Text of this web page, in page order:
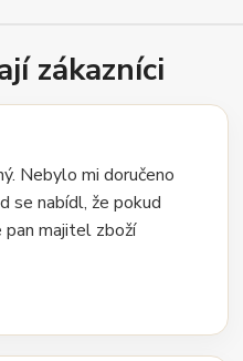
zákazníci
Nebylo mi doručeno
se nabídl, že pokud
pan majitel zboží